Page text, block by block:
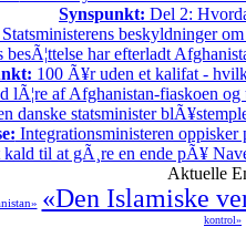
Synspunkt: Del 2:
Statsministerens beskyldninger
har efterladt
100 Ã¥r uden et kalifat -
lÃ¦re af Afghanistan-fiaskoen
danske statsminister
Integrationsministeren
kald til at gÃ¸re en ende pÃ¥
Aktuelle
«Den Islamiske
kontrol»